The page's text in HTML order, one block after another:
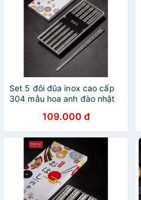
Set 5 đôi đũa inox cao cấp
304 mẫu hoa anh đào nhật
109.000 đ